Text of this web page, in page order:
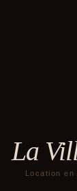
La
Location en